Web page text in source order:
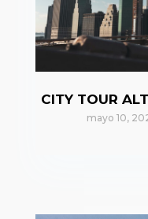
CITY TOUR
mayo 10,